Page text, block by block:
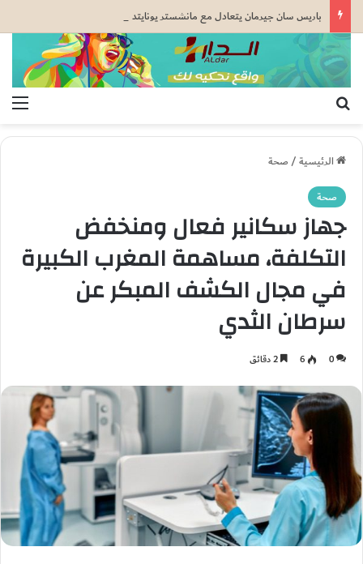
باريس سان جيرمان يتعادل مع مانشستر يونايتد قبل كأس السوبر الأوروبي
الرئيسية/صحة
صحة
جهاز سكانير فعال ومنخفض
التكلفة، مساهمة المغرب الكبيرة
في مجال الكشف المبكر عن
سرطان الثدي
0
6